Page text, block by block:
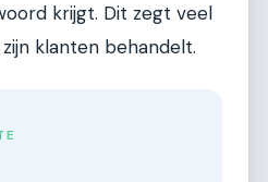
krijgt. Dit zegt veel
klanten behandelt.